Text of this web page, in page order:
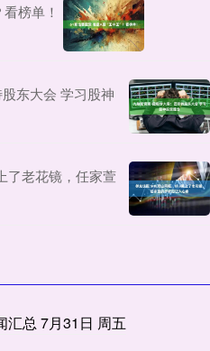
榜单！
东大会 学习股神
了老花镜，任家萱
汇总 7月31日 周五